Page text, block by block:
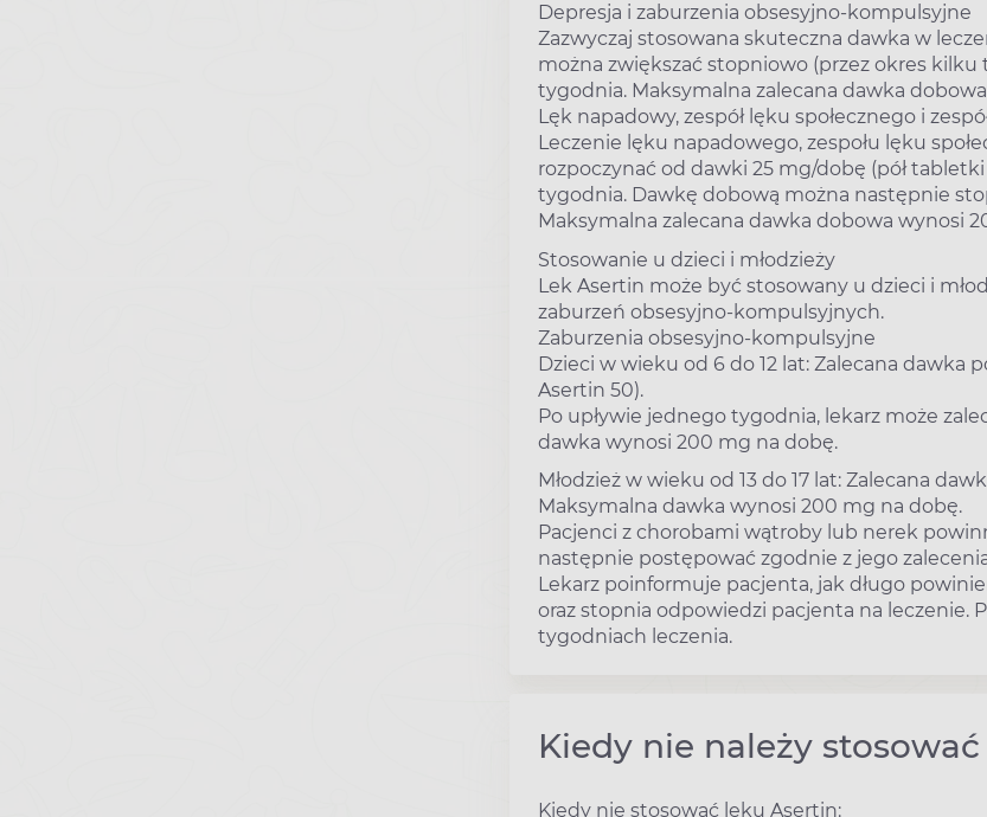
Depresja i zaburzenia obsesyjno-kompulsyjne
Zazwyczaj stosowana skuteczna dawka w
można zwiększać stopniowo (przez okres
tygodnia. Maksymalna zalecana dawka
Lęk napadowy, zespół lęku społecznego i
Leczenie lęku napadowego, zespołu lęku
rozpoczynać od dawki 25 mg/dobę (pół
tygodnia. Dawkę dobową można następnie
Maksymalna zalecana dawka dobowa wynosi
Stosowanie u dzieci i młodzieży
Lek Asertin może być stosowany u dzieci i
zaburzeń obsesyjno-kompulsyjnych.
Zaburzenia obsesyjno-kompulsyjne
Dzieci w wieku od 6 do 12 lat: Zalecana dawka
Asertin 50).
Po upływie jednego tygodnia, lekarz może
dawka wynosi 200 mg na dobę.
Młodzież w wieku od 13 do 17 lat: Zalecana
Maksymalna dawka wynosi 200 mg na dobę.
Pacjenci z chorobami wątroby lub nerek
następnie postępować zgodnie z jego
Lekarz poinformuje pacjenta, jak długo
oraz stopnia odpowiedzi pacjenta na leczenie.
tygodniach leczenia.
Kiedy nie należy
Kiedy nie stosować leku Asertin: